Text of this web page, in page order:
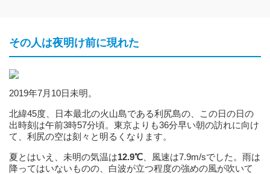
その人は夜明け前に現れた
2019年7月10日未明。
北緯45度、日本最北の火山島である利尻島の、この日の日の
出時刻は午前3時57分頃。東京よりも36分早い朝の訪れに向け
て、利尻の空は刻々と明るくなります。
夏とはいえ、未明の気温は12.9℃ 、風速は7.9m/sでした。雨は
降ってはいないものの、白波が立つ程度の強めの風が吹いて